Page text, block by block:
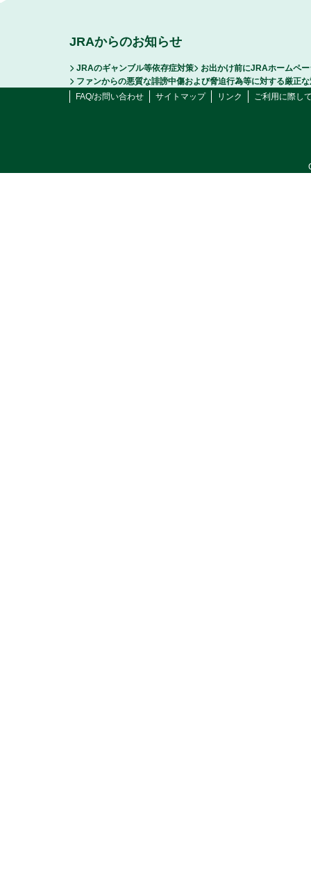
JRAからのお知らせ
JRAのギャンブル等依存症対策
お出かけ前にJRAホームペ
ファンからの悪質な誹謗中傷および脅迫行為等に対する厳正
FAQ/お問い合わせ
サイトマップ リンク ご利用に際し